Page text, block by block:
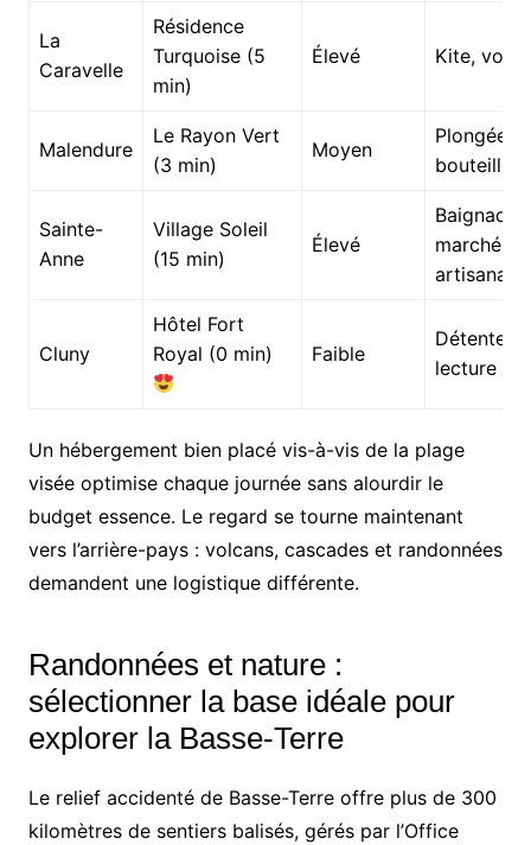
La
Caravelle
Résidence
Turquoise (5
min)
Élevé Kite, voile
Malendure
Le Rayon Vert
(3 min)
Moyen
Plongée
bouteille
Sainte-
Anne
Village Soleil
(15 min)
Élevé
Baignade,
marché
artisanal
Cluny
Hôtel Fort
Royal (0 min)
Faible
Détente,
lecture
Un hébergement bien placé vis-à-vis de la plage
visée optimise chaque journée sans alourdir le
budget essence. Le regard se tourne maintenant
vers l’arrière-pays : volcans, cascades et randonnées
demandent une logistique différente.
Randonnées et nature :
sélectionner la base idéale pour
explorer la Basse-Terre
Le relief accidenté de Basse-Terre offre plus de 300
kilomètres de sentiers balisés, gérés par l’Office